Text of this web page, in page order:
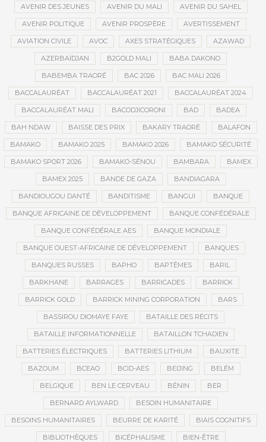
AVENIR DES JEUNES AVENIR DU MALI AVENIR DU SAHEL
AVENIR POLITIQUE AVENIR PROSPÈRE AVERTISSEMENT
AVIATION CIVILE AVOC AXES STRATÉGIQUES AZAWAD
AZERBAÏDJAN B2GOLD MALI BABA DAKONO
BABEMBA TRAORÉ BAC 2026 BAC MALI 2026
BACCALAURÉAT BACCALAURÉAT 2021 BACCALAURÉAT 2024
BACCALAURÉAT MALI BACODJICORONI BAD BADEA
BAH NDAW BAISSE DES PRIX BAKARY TRAORÉ BALAFON
BAMAKO BAMAKO 2025 BAMAKO 2026 BAMAKO SÉCURITÉ
BAMAKO SPORT 2026 BAMAKO-SÉNOU BAMBARA BAMEX
BAMEX 2025 BANDE DE GAZA BANDIAGARA
BANDIOUGOU DANTÉ BANDITISME BANGUI BANQUE
BANQUE AFRICAINE DE DÉVELOPPEMENT BANQUE CONFÉDÉRALE
BANQUE CONFÉDÉRALE AES BANQUE MONDIALE
BANQUE OUEST-AFRICAINE DE DÉVELOPPEMENT BANQUES
BANQUES RUSSES BAPHO BAPTÊMES BARIL
BARKHANE BARRAGES BARRICADES BARRICK
BARRICK GOLD BARRICK MINING CORPORATION BARS
BASSIROU DIOMAYE FAYE BATAILLE DES RÉCITS
BATAILLE INFORMATIONNELLE BATAILLON TCHADIEN
BATTERIES ÉLECTRIQUES BATTERIES LITHIUM BAUXITE
BAZOUM BCEAO BCID-AES BEIJING BELÉM
BELGIQUE BEN LE CERVEAU BÉNIN BER
BERNARD AYLWARD BESOIN HUMANITAIRE
BESOINS HUMANITAIRES BEURRE DE KARITÉ BIAIS COGNITIFS
BIBLIOTHÈQUES BICÉPHALISME BIEN-ÊTRE